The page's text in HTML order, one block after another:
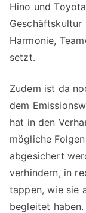
Hino und
Harmonie,
setzt.
Zudem ist da
dem
hat in den
mögliche
abgesichert
verhindern, in
tappen, wie sie
begleitet haben.